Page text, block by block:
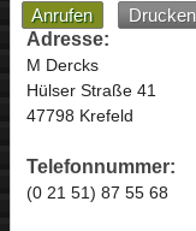
Anrufen Drucken
Adresse:
M Dercks
Hülser Straße 41
47798 Krefeld
Telefonnummer:
(0 21 51) 87 55 68